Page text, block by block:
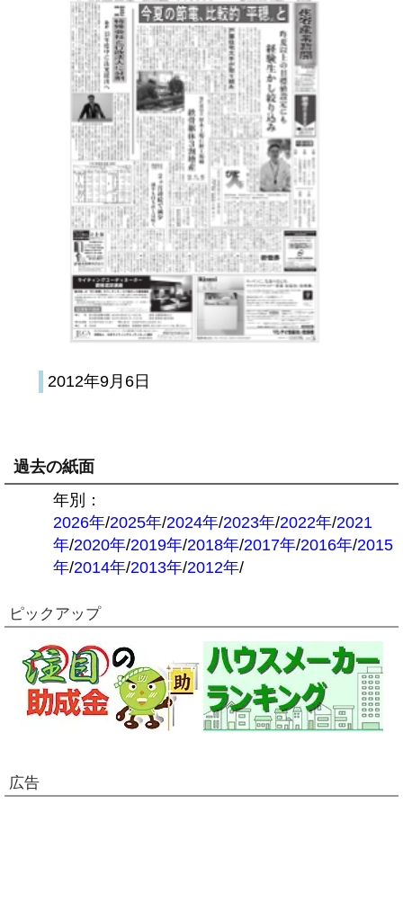
2012年9月6日
過去の紙面
年別：
2026年/2025年/2024年/2023年/2022年/2021
年/2020年/2019年/2018年/2017年/2016年/2015
年/2014年/2013年/2012年/
ピックアップ
広告